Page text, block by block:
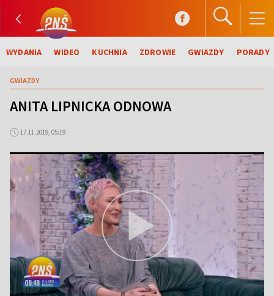
WYDANIA WIDEO KUCHNIA ZDROWIE GWIAZDY PORADY
GWIAZDY
ANITA LIPNICKA ODNOWA
17.11.2019, 05:19